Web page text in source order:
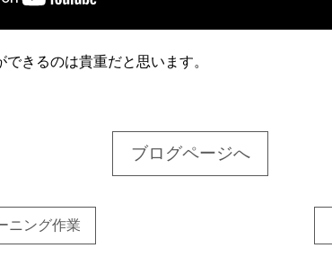
きるのは貴重だと思います。
ブログページへ
ニング作業